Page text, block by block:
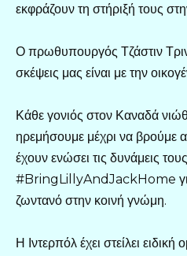
εκφράζουν τη στήριξή τους
Ο πρωθυπουργός Τζάστιν
σκέψεις μας είναι με την
Κάθε γονιός στον Καναδά
ηρεμήσουμε μέχρι να βρούμε
έχουν ενώσει τις δυνάμεις
#BringLillyAndJackHome
ζωντανό στην κοινή γνώμη.
Η Ιντερπόλ έχει στείλει